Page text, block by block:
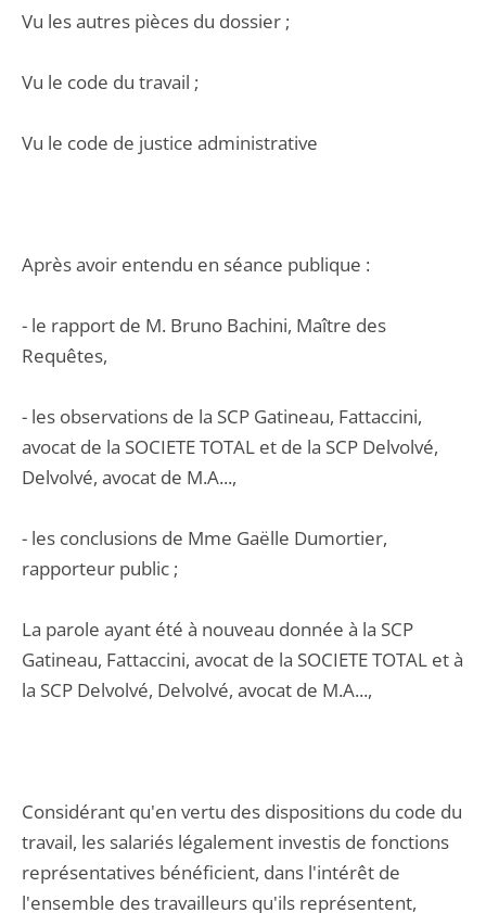
Vu les autres pièces du dossier ;
Vu le code du travail ;
Vu le code de justice administrative
Après avoir entendu en séance publique :
- le rapport de M. Bruno Bachini, Maître des
Requêtes,
- les observations de la SCP Gatineau, Fattaccini,
avocat de la SOCIETE TOTAL et de la SCP Delvolvé,
Delvolvé, avocat de M.A...,
- les conclusions de Mme Gaëlle Dumortier,
rapporteur public ;
La parole ayant été à nouveau donnée à la SCP
Gatineau, Fattaccini, avocat de la SOCIETE TOTAL et à
la SCP Delvolvé, Delvolvé, avocat de M.A...,
Considérant qu'en vertu des dispositions du code du
travail, les salariés légalement investis de fonctions
représentatives bénéficient, dans l'intérêt de
l'ensemble des travailleurs qu'ils représentent,